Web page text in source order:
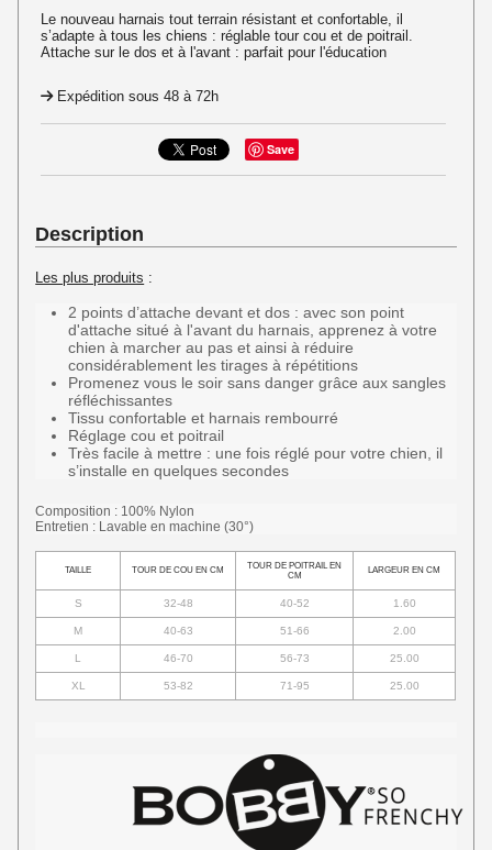
Le nouveau harnais tout terrain résistant et confortable, il
s’adapte à tous les chiens : réglable tour cou et de poitrail.
Attache sur le dos et à l'avant : parfait pour l'éducation
Expédition sous 48 à 72h
Save
Description
Les plus produits :
2 points d’attache devant et dos : avec son point
d'attache situé à l'avant du harnais, apprenez à votre
chien à marcher au pas et ainsi à réduire
considérablement les tirages à répétitions
Promenez vous le soir sans danger grâce aux sangles
réfléchissantes
Tissu confortable et harnais rembourré
Réglage cou et poitrail
Très facile à mettre : une fois réglé pour votre chien, il
s’installe en quelques secondes
Composition : 100% Nylon
Entretien : Lavable en machine (30°)
TAILLE TOUR DE COU EN CM
TOUR DE POITRAIL EN
CM
LARGEUR EN CM
S 32-48 40-52 1.60
M 40-63 51-66 2.00
L 46-70 56-73 25.00
XL 53-82 71-95 25.00